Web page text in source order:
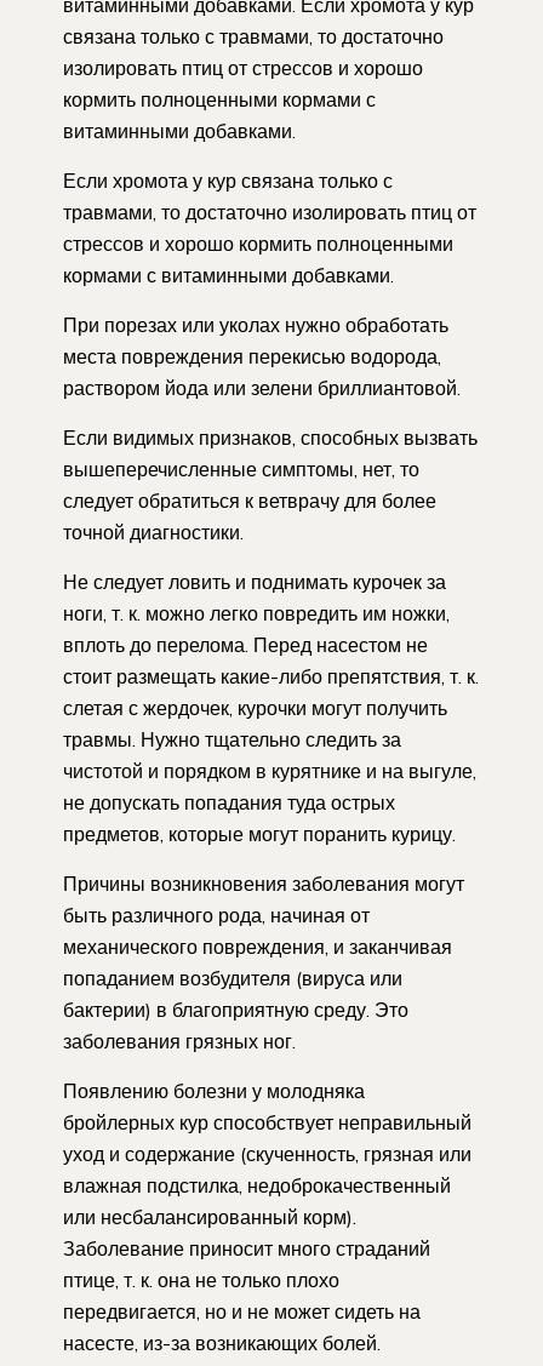
связана только с травмами, то достаточно
изолировать птиц от стрессов и хорошо
кормить полноценными кормами с
витаминными добавками.
Если хромота у кур связана только с
травмами, то достаточно изолировать птиц от
стрессов и хорошо кормить полноценными
кормами с витаминными добавками.
При порезах или уколах нужно обработать
места повреждения перекисью водорода,
раствором йода или зелени бриллиантовой.
Если видимых признаков, способных вызвать
вышеперечисленные симптомы, нет, то
следует обратиться к ветврачу для более
точной диагностики.
Не следует ловить и поднимать курочек за
ноги, т. к. можно легко повредить им ножки,
вплоть до перелома. Перед насестом не
стоит размещать какие-либо препятствия, т. к.
слетая с жердочек, курочки могут получить
травмы. Нужно тщательно следить за
чистотой и порядком в курятнике и на выгуле,
не допускать попадания туда острых
предметов, которые могут поранить курицу.
Причины возникновения заболевания могут
быть различного рода, начиная от
механического повреждения, и заканчивая
попаданием возбудителя (вируса или
бактерии) в благоприятную среду. Это
заболевания грязных ног.
Появлению болезни у молодняка
бройлерных кур способствует неправильный
уход и содержание (скученность, грязная или
влажная подстилка, недоброкачественный
или несбалансированный корм).
Заболевание приносит много страданий
птице, т. к. она не только плохо
передвигается, но и не может сидеть на
насесте, из-за возникающих болей.